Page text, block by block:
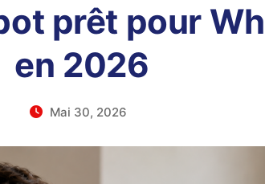
prêt pour
en 2026
Mai 30, 2026